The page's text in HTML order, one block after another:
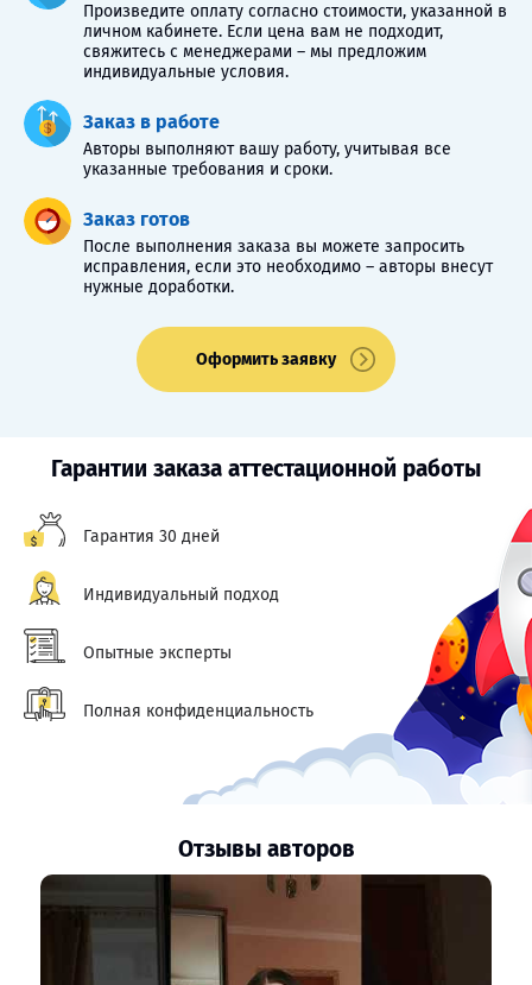
Произведите оплату согласно стоимости, указанной в
личном кабинете. Если цена вам не подходит,
свяжитесь с менеджерами – мы предложим
индивидуальные условия.
Заказ в работе
Авторы выполняют вашу работу, учитывая все
указанные требования и сроки.
Заказ готов
После выполнения заказа вы можете запросить
исправления, если это необходимо – авторы внесут
нужные доработки.
Оформить заявку
Гарантии заказа аттестационной работы
Гарантия 30 дней
Индивидуальный подход
Опытные эксперты
Полная конфиденциальность
Отзывы авторов